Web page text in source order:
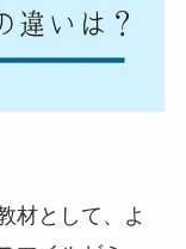
材として、よ